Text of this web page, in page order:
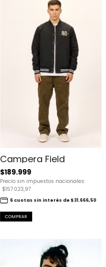
Campera Field
$189.999
Precio sin impuestos nacionales:
$157.023,97
6 cuotas sin interés de $31.666,50
COMPRAR